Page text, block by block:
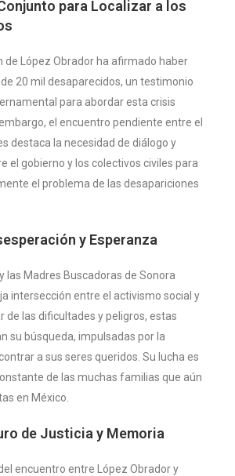
para Localizar a los
de López Obrador ha afirmado haber
20 mil desaparecidos, un testimonio
para abordar esta crisis
el encuentro pendiente entre el
destaca la necesidad de diálogo y
el gobierno y los colectivos civiles para
el problema de las desapariciones
y Esperanza
las Madres Buscadoras de Sonora
intersección entre el activismo social y
de las dificultades y peligros, estas
su búsqueda, impulsadas por la
a sus seres queridos. Su lucha es
de las muchas familias que aún
en México.
de Justicia y Memoria
encuentro entre López Obrador y